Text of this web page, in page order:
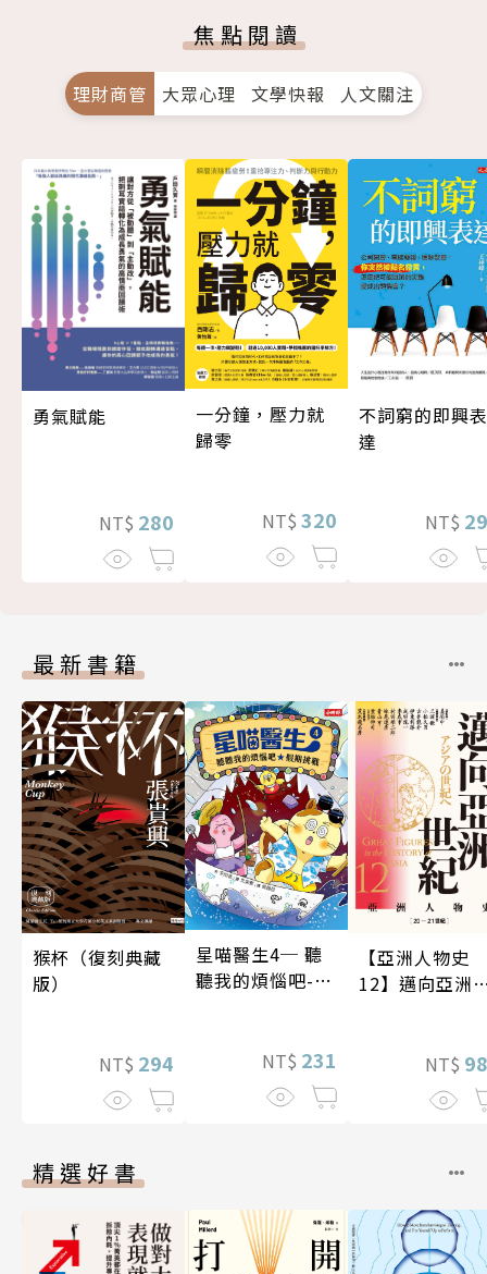
焦點閱讀
理財商管 大眾心理 文學快報 人文關注
勇氣賦能
NT$ 280
一分鐘，壓力就
歸零
NT$ 320
不詞窮的即興表
達
NT$
最新書籍
猴杯（復刻典藏
版）
NT$ 294
星喵醫生4─ 聽
聽我的煩惱吧-假
NT$ 231
【亞洲人物史
12】邁向亞洲
NT$
精選好書